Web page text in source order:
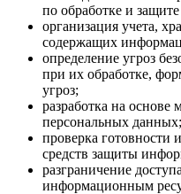
по обработке и
организация учета,
содержащих
определение угроз
при их обработке,
угроз;
разработка на
персональных данных;
проверка готовности
средств защиты
разграничение
информационным